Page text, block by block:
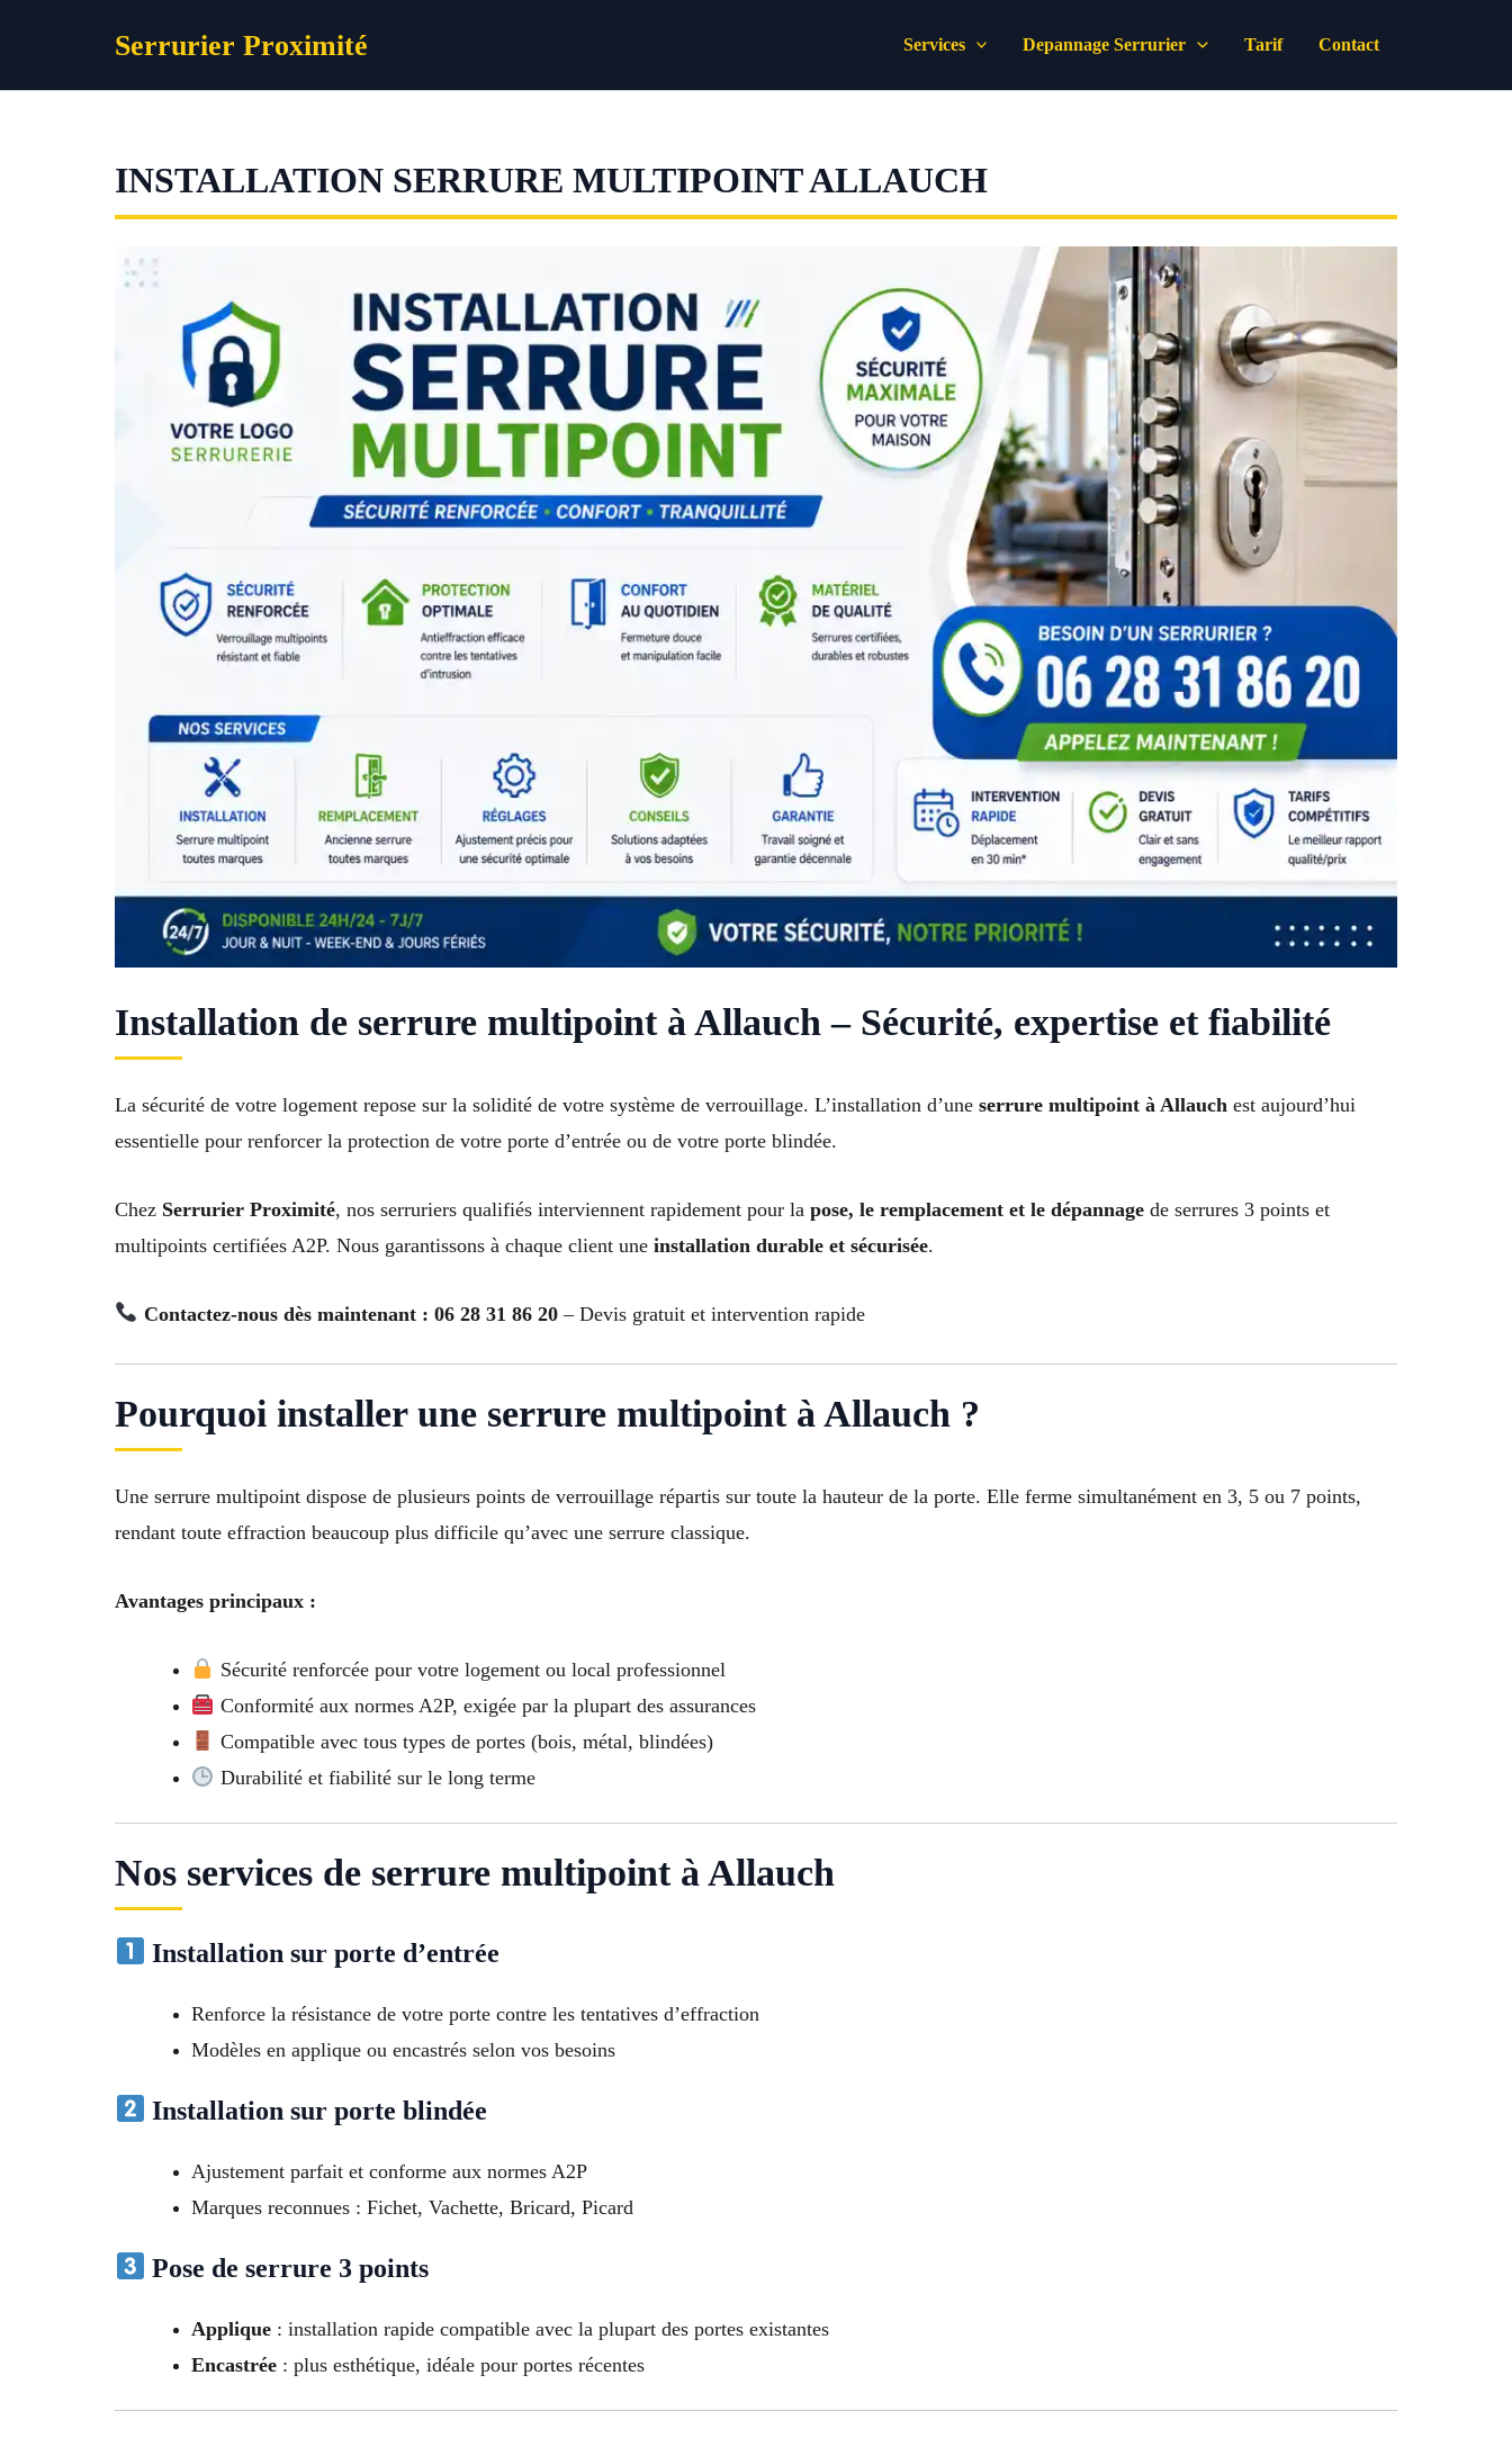
Serrurier Proximité Services Depannage Serrurier Tarif Contact
INSTALLATION SERRURE MULTIPOINT ALLAUCH
Installation de serrure multipoint à Allauch – Sécurité, expertise et fiabilité
La sécurité de votre logement repose sur la solidité de votre système de verrouillage. L’installation d’une serrure multipoint à Allauch est aujourd’hui
essentielle pour renforcer la protection de votre porte d’entrée ou de votre porte blindée.
Chez Serrurier Proximité, nos serruriers qualifiés interviennent rapidement pour la pose, le remplacement et le dépannage de serrures 3 points et
multipoints certifiées A2P. Nous garantissons à chaque client une installation durable et sécurisée.
Contactez-nous dès maintenant : 06 28 31 86 20– Devis gratuit et intervention rapide
Pourquoi installer une serrure multipoint à Allauch ?
Une serrure multipoint dispose de plusieurs points de verrouillage répartis sur toute la hauteur de la porte. Elle ferme simultanément en 3, 5 ou 7 points,
rendant toute effraction beaucoup plus difficile qu’avec une serrure classique.
Avantages principaux :
Sécurité renforcée pour votre logement ou local professionnel
Conformité aux normes A2P, exigée par la plupart des assurances
Compatible avec tous types de portes (bois, métal, blindées)
Durabilité et fiabilité sur le long terme
Nos services de serrure multipoint à Allauch
Installation sur porte d’entrée
Renforce la résistance de votre porte contre les tentatives d’effraction
Modèles en applique ou encastrés selon vos besoins
Installation sur porte blindée
Ajustement parfait et conforme aux normes A2P
Marques reconnues : Fichet, Vachette, Bricard, Picard
Pose de serrure 3 points
Applique : installation rapide compatible avec la plupart des portes existantes
Encastrée : plus esthétique, idéale pour portes récentes